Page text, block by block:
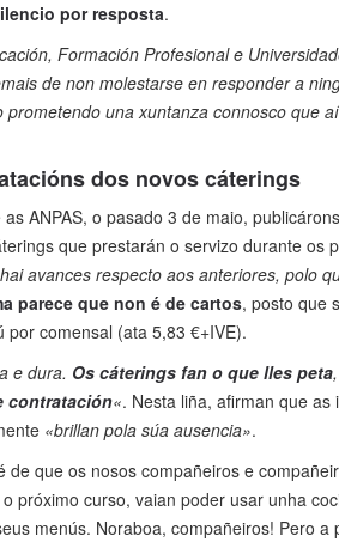
por resposta.
Formación Profesional e
de non molestarse en responder a
una xuntanza connosco que
dos novos cáterings
ANPAS, o pasado 3 de maio,
que prestarán o servizo durante os
avances respecto aos anteriores, polo
parece que non é de cartos, posto que
comensal (ata 5,83 €+IVE).
e dura. Os cáterings fan o que lles peta,
contratación«. Nesta liña, afirman que
«brillan pola súa ausencia».
de que os nosos compañeiros e
próximo curso, vaian poder usar unha
menús. Noraboa, compañeiros! Pero